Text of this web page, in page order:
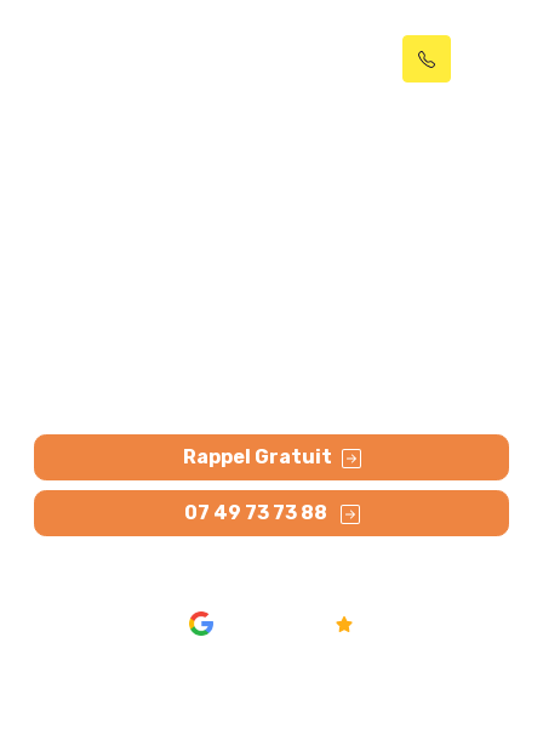
Rappel Gratuit
07 49 73 73 88